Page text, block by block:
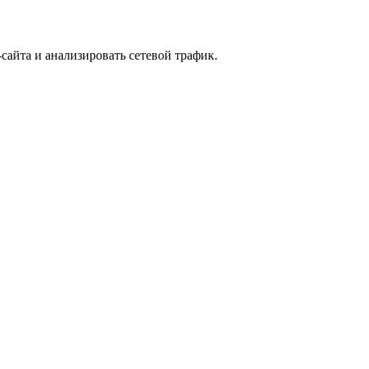
и анализировать сетевой трафик.